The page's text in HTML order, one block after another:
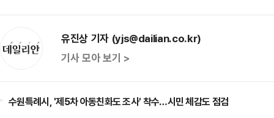
유진상 기자 (yjs@dailian.co.kr)
기사 모아 보기 >
수원특례시, '제5차 아동친화도 조사' 착수…시민 체감도 점검